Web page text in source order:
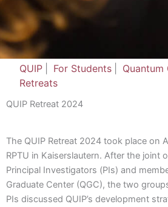
QUIP For Students Quantum
Retreats
QUIP Retreat 2024
The QUIP Retreat 2024 took place on
RPTU in Kaiserslautern. After the joint
Principal Investigators (PIs) and
Graduate Center (QGC), the two
PIs discussed QUIP’s development